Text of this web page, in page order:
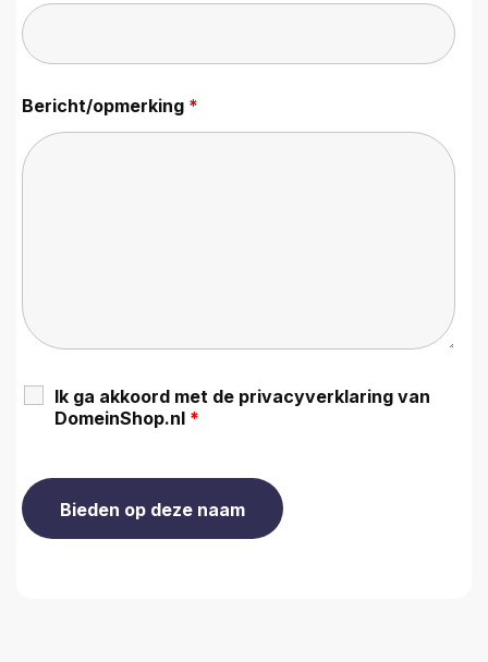
Bericht/opmerking *
Ik ga akkoord met de privacyverklaring van
DomeinShop.nl *